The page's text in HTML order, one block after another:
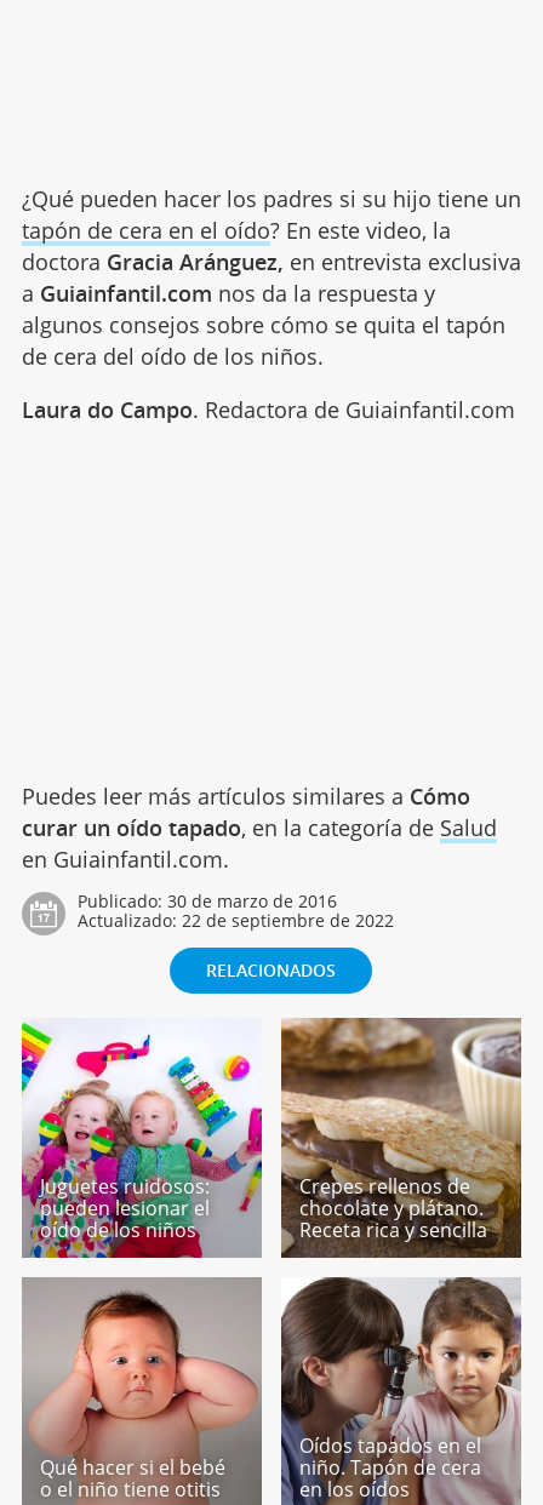
¿Qué pueden hacer los padres si su hijo tiene un
tapón de cera en el oído? En este video, la
doctora Gracia Aránguez, en entrevista exclusiva
a Guiainfantil.com nos da la respuesta y
algunos consejos sobre cómo se quita el tapón
de cera del oído de los niños.
Laura do Campo. Redactora de Guiainfantil.com
Puedes leer más artículos similares a Cómo
curar un oído tapado, en la categoría de Salud
en Guiainfantil.com.
Publicado: 30 de marzo de 2016
Actualizado: 22 de septiembre de 2022
RELACIONADOS
Juguetes ruidosos:
pueden lesionar el
oído de los niños
Crepes rellenos de
chocolate y plátano.
Receta rica y sencilla
Qué hacer si el bebé
o el niño tiene otitis
Oídos tapados en el
niño. Tapón de cera
en los oídos